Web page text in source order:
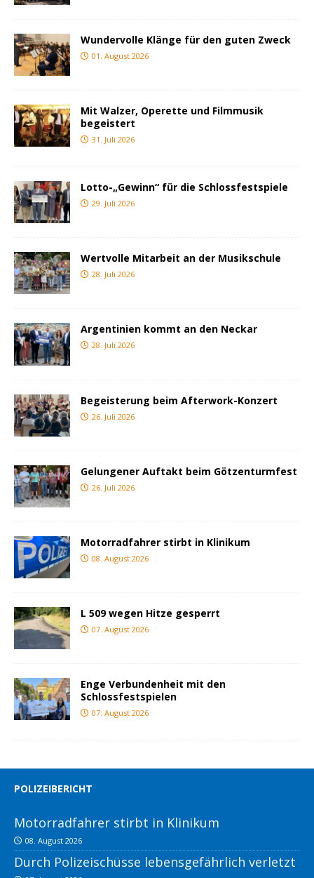
Wundervolle Klänge für den guten Zweck
01. August 2026
Mit Walzer, Operette und Filmmusik
begeistert
31. Juli 2026
Lotto-„Gewinn“ für die Schlossfestspiele
29. Juli 2026
Wertvolle Mitarbeit an der Musikschule
28. Juli 2026
Argentinien kommt an den Neckar
28. Juli 2026
Begeisterung beim Afterwork-Konzert
26. Juli 2026
Gelungener Auftakt beim Götzenturmfest
26. Juli 2026
Motorradfahrer stirbt in Klinikum
08. August 2026
L 509 wegen Hitze gesperrt
07. August 2026
Enge Verbundenheit mit den
Schlossfestspielen
07. August 2026
POLIZEIBERICHT
Motorradfahrer stirbt in Klinikum
08. August 2026
Durch Polizeischüsse lebensgefährlich verletzt